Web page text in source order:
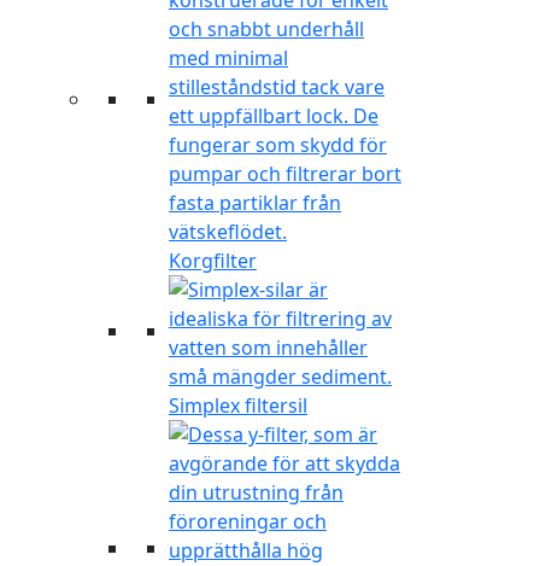
Korgfilter
Simplex filtersil